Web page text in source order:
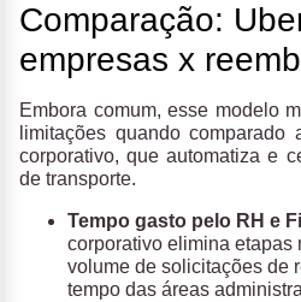
Comparação:
empresas x
Embora comum, esse modelo
limitações quando
corporativo, que automatiza e
de transporte.
Tempo gasto pelo RH e
corporativo elimina etapas
volume de solicitações de
tempo das áreas